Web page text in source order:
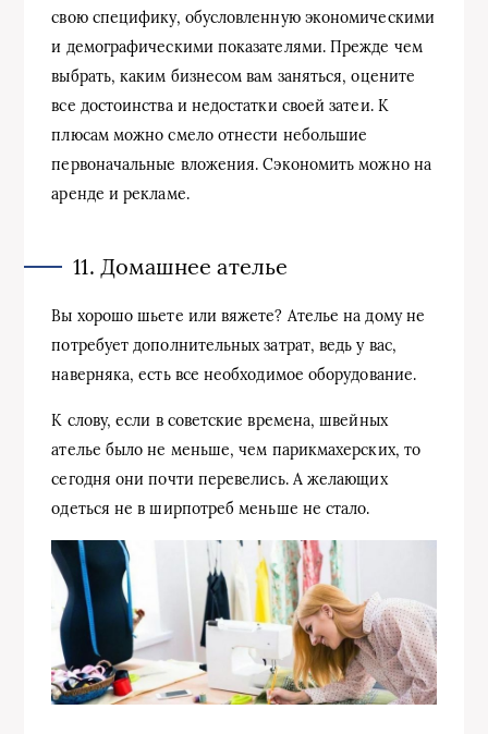
свою специфику, обусловленную экономическими
и демографическими показателями. Прежде чем
выбрать, каким бизнесом вам заняться, оцените
все достоинства и недостатки своей затеи. К
плюсам можно смело отнести небольшие
первоначальные вложения. Сэкономить можно на
аренде и рекламе.
11. Домашнее ателье
Вы хорошо шьете или вяжете? Ателье на дому не
потребует дополнительных затрат, ведь у вас,
наверняка, есть все необходимое оборудование.
К слову, если в советские времена, швейных
ателье было не меньше, чем парикмахерских, то
сегодня они почти перевелись. А желающих
одеться не в ширпотреб меньше не стало.